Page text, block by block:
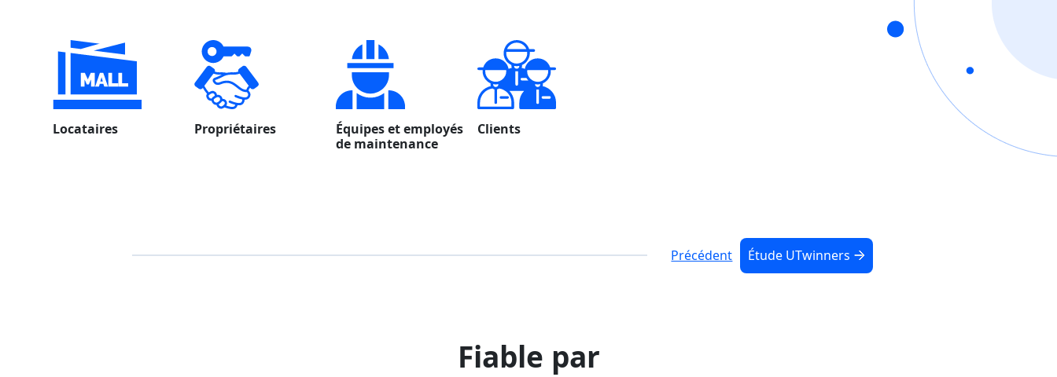
Locataires Propriétaires
Équipes et employés
de maintenance
Clients
Précédent Étude UTwinners
Fiable par